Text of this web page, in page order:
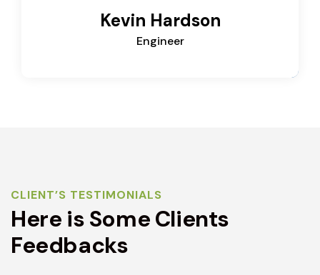
Kevin Hardson
Engineer
CLIENT’S TESTIMONIALS
Here is Some Clients
Feedbacks